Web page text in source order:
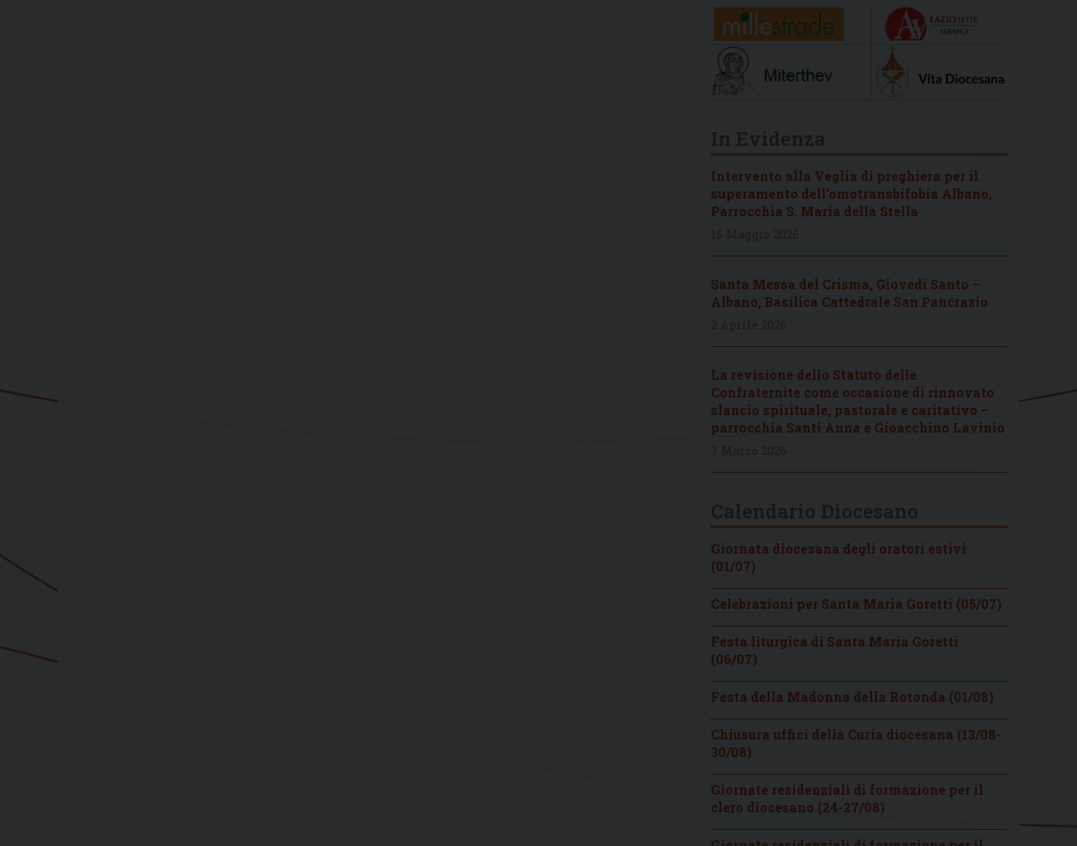
Intervento alla Veglia di preghiera per il
superamento dell’omotransbifobia Albano,
Parrocchia S. Maria della Stella
Santa Messa del Crisma, Giovedì Santo –
Albano, Basilica Cattedrale San Pancrazio
La revisione dello Statuto delle
Confraternite come occasione di rinnovato
slancio spirituale, pastorale e caritativo –
parrocchia Santi Anna e Gioacchino Lavinio
Giornata diocesana degli oratori estivi
(01/07)
Celebrazioni per Santa Maria Goretti (05/07)
Festa liturgica di Santa Maria Goretti
(06/07)
Festa della Madonna della Rotonda (01/08)
Chiusura uffici della Curia diocesana (13/08-
30/08)
Giornate residenziali di formazione per il
clero diocesano (24-27/08)